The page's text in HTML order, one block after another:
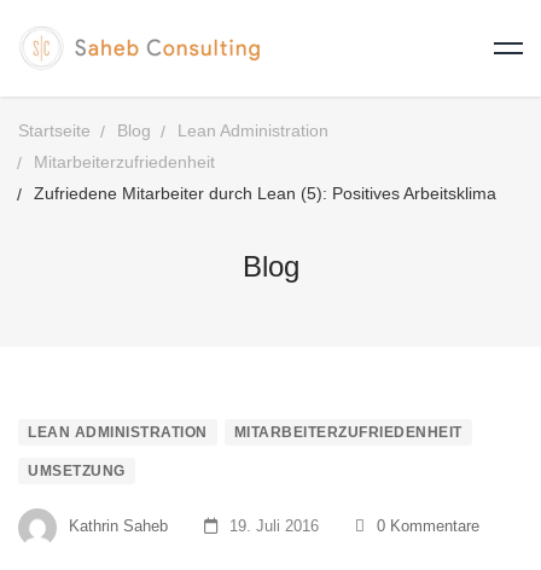
Startseite Blog
Lean Administration
Mitarbeiterzufriedenheit
Zufriedene Mitarbeiter durch Lean (5): Positives Arbeitsklima
Blog
LEAN ADMINISTRATION MITARBEITERZUFRIEDENHEIT
UMSETZUNG
Kathrin Saheb 19. Juli 2016 0 Kommentare